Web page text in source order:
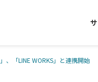
、「LINE WORKS」と連携開始